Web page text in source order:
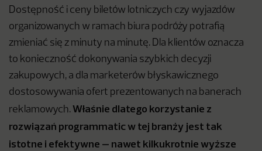
Dostępność i ceny biletów lotniczych czy wyjazdów
organizowanych w ramach biura podróży potrafią
zmieniać się z minuty na minutę. Dla klientów oznacza
to konieczność dokonywania szybkich decyzji
zakupowych, a dla marketerów błyskawicznego
dostosowywania ofert prezentowanych na banerach
reklamowych. Właśnie dlatego korzystanie z
rozwiązań programmatic w tej branży jest tak
istotne i efektywne – nawet kilkukrotnie wyższe